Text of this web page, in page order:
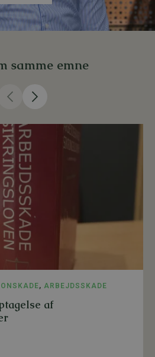
samme emne
, ARBEJDSSKADE
af